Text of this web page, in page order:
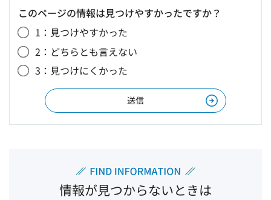
このページの情報は見つけやすかったですか？
1：見つけやすかった
2：どちらとも言えない
3：見つけにくかった
情報が見つからないときは